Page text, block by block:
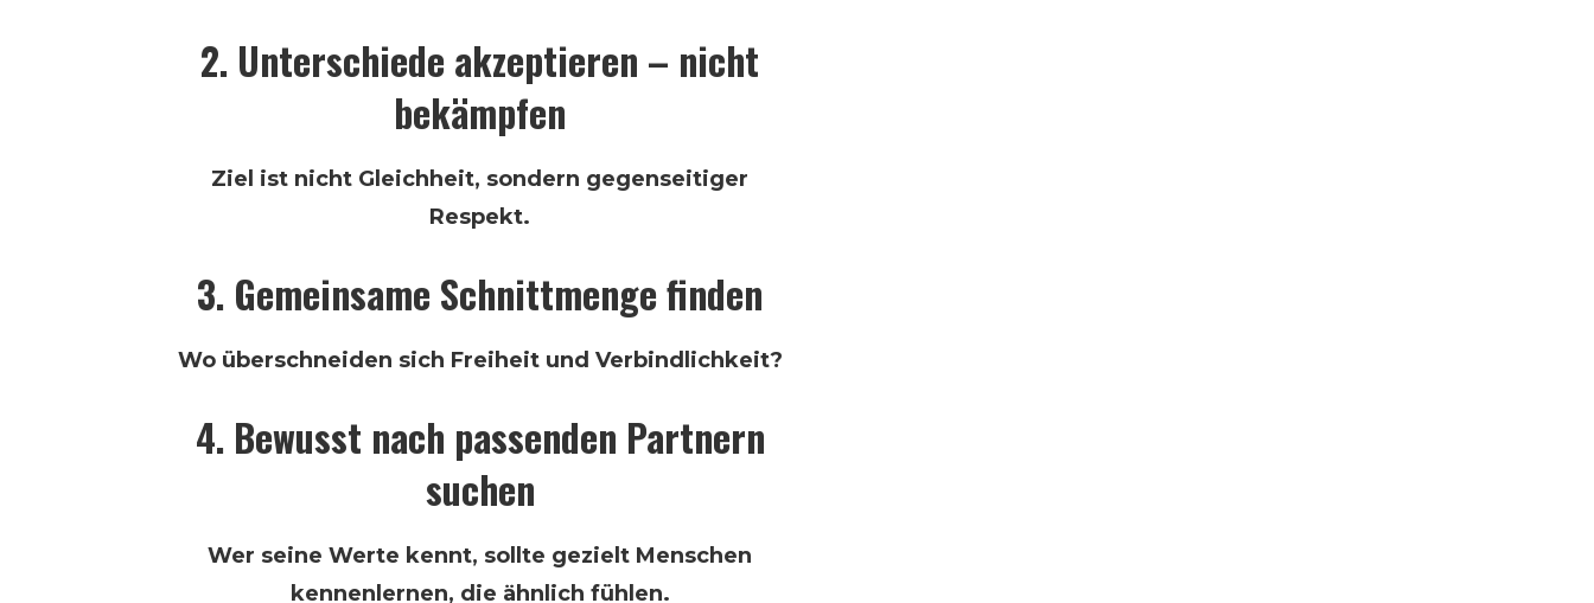
2. Unterschiede akzeptieren – nicht
bekämpfen
Ziel ist nicht Gleichheit, sondern gegenseitiger
Respekt.
3. Gemeinsame Schnittmenge finden
Wo überschneiden sich Freiheit und Verbindlichkeit?
4. Bewusst nach passenden Partnern
suchen
Wer seine Werte kennt, sollte gezielt Menschen
kennenlernen, die ähnlich fühlen.